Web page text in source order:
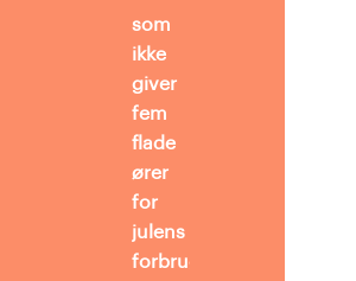
som
ikke
giver
fem
flade
ører
for
julens
forbrugsræs.